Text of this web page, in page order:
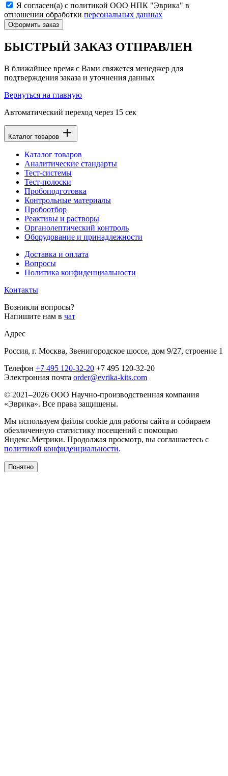
Я согласен(а) с политикой ООО НПК "Эврика" в
отношении обработки персональных данных
Оформить заказ
БЫСТРЫЙ ЗАКАЗ ОТПРАВЛЕН
В ближайшее время с Вами свяжется менеджер для
подтверждения заказа и уточнения данных
Вернуться на главную
Автоматический переход через 15 сек
Каталог товаров
Каталог товаров
Аналитические стандарты
Тест-системы
Тест-полоски
Пробоподготовка
Контрольные материалы
Пробоотбор
Реактивы и растворы
Органолептический контроль
Оборудование и принадлежности
Доставка и оплата
Вопросы
Политика конфиденциальности
Контакты
Возникли вопросы?
Напишите нам в чат
Адрес
Россия, г. Москва, Звенигородское шоссе, дом 9/27, строение 1
Телефон +7 495 120-32-20 +7 495 120-32-20
Электронная почта order@evrika-kits.com
© 2021–2026 ООО Научно-производственная компания
«Эврика». Все права защищены.
Мы используем файлы cookie для работы сайта и собираем
обезличенную статистику посещений с помощью
Яндекс.Метрики. Продолжая просмотр, вы соглашаетесь с
политикой конфиденциальности.
Понятно